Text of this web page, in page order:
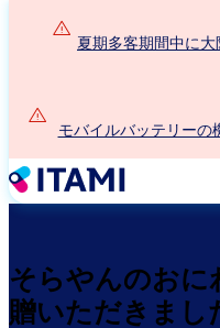
ン
ツ
に
夏期多客期間中に
モバイルバッテリーの
そらやんのおに
贈いただきまし